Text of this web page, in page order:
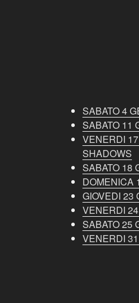
SABATO 4
SABATO 11
VENERDI
SHADOWS
SABATO 18
DOMENICA
GIOVEDI 23
VENERDI
SABATO 25
VENERDI